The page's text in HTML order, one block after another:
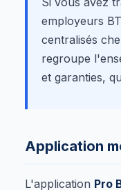
employeurs
centralisés
regroupe
et garanties,
Application
L'application Pro